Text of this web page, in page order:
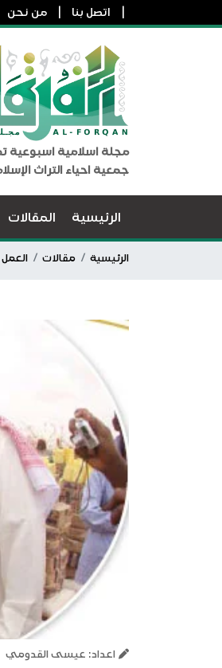
اتصل بنا من نحن
مجلة اسلامية اسبوعية
جمعية احياء التراث
الرئيسية المقالات
الرئيسية مقالات العمل
اعداد: عيسى القدومي